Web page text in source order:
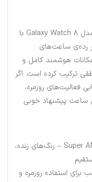
ساعت هوشمند ۴۰ میلی‌متری سامسونگ مدل Galaxy Watch 8 با
رده‌ی ساعت‌های
هوشمند کامل و
ترکیب کرده است. اگر
فعالیت‌های روزمره،
ساعت پیشنهاد خوبی
صفحه‌نمایش ۴۰ میلی‌متری Super AMOLED – رنگ‌های زنده،
استفاده روزمره و